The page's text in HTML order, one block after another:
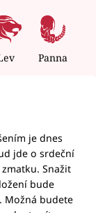
Panna
je dnes
jde o srdeční
Snažit
bude
Možná budete